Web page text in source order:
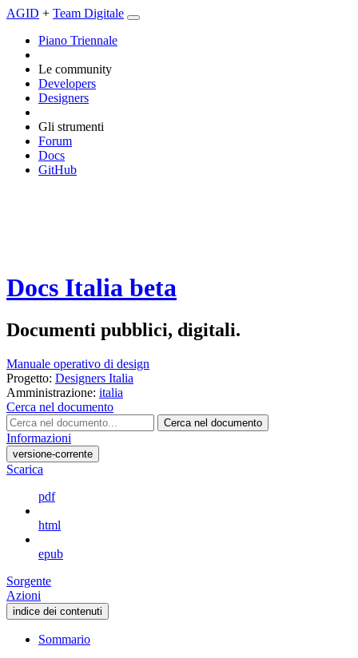
AGID + Team Digitale
Piano Triennale
Le community
Developers
Designers
Gli strumenti
Forum
Docs
GitHub
Docs Italia beta
Documenti pubblici, digitali.
Manuale operativo di design
Progetto: Designers Italia
Amministrazione: italia
Cerca nel documento
Cerca nel documento
Informazioni
versione-corrente
Scarica
pdf
html
epub
Sorgente
Azioni
indice dei contenuti
Sommario